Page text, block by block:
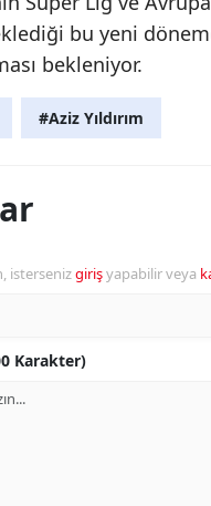
bu yeni
bekleniyor.
#Aziz Yıldırım
istersenizgirişyapabilir veya
Karakter)